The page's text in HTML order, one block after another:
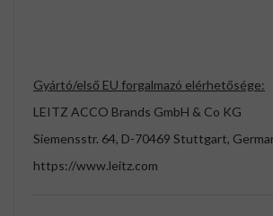
Gyártó/első EU forgalmazó elérhetősége:
LEITZ ACCO Brands GmbH & Co KG
Siemensstr. 64, D-70469 Stuttgart,
https://www.leitz.com